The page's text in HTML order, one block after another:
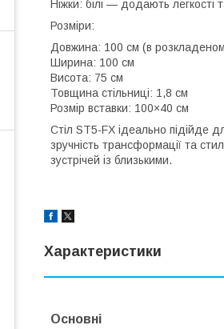
Ніжки: білі — додають легкості
Розміри:
Довжина: 100 см (в
Ширина: 100 см
Висота: 75 см
Товщина стільниці: 1,8 см
Розмір вставки: 100×40 см
Стіл ST5-FX ідеально підійде
зручність трансформації та
зустрічей із близькими.
Характеристики
Основні